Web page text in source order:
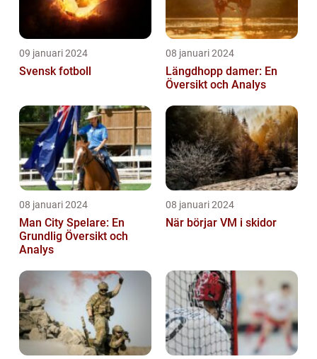
09 januari 2024
Svensk fotboll
08 januari 2024
Längdhopp damer: En
Översikt och Analys
08 januari 2024
Man City Spelare: En
Grundlig Översikt och
Analys
08 januari 2024
När börjar VM i skidor